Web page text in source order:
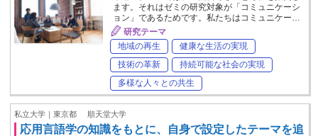
ます。それはゼミの研究対象が「コミュニケーシ
ョン」であるためです。私たちはコミュニケー…
研究テーマ
地域の再生
健康な生活の実現
技術の革新
持続可能な社会の実現
多様な人々との共生
私立大学｜東京都 順天堂大学
応用言語学の知識をもとに、自身で設定したテーマを追